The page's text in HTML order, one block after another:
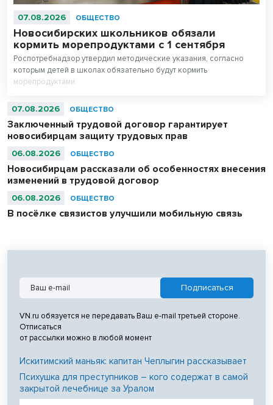
07.08.2026 ОБЩЕСТВО
Новосибирских школьников обязали
кормить морепродуктами с 1 сентября
Роспотребнадзор утвердил методические указания, согласно
которым детей в школах обязательно будут кормить
морепродуктами.
07.08.2026 ОБЩЕСТВО
Заключенный трудовой договор гарантирует
новосибирцам защиту трудовых прав
06.08.2026 ОБЩЕСТВО
Новосибирцам рассказали об особенностях внесения
изменений в трудовой договор
06.08.2026 ОБЩЕСТВО
В посёлке связистов улучшили мобильную связь
VN.ru обязуется не передавать Ваш e-mail третьей стороне.
Отписаться
от рассылки можно в любой момент
Искитимский маньяк: капитан Чеплыгин рассказывает
Психушка для преступников – кого содержат в самой
закрытой лечебнице за Уралом